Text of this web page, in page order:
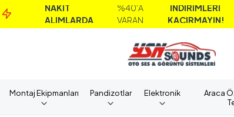
NAKİT
ALIMLARDA
VARAN
İNDİRİMLERİ
KAÇIRMAYIN!
Montaj Ekipmanları Pandizotlar Elektronik
Araca